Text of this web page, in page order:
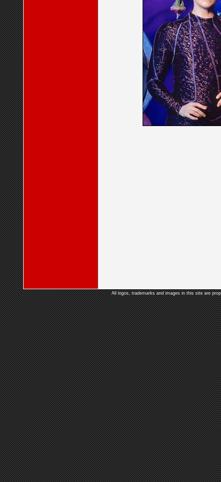
All logos, trademarks and images in this site are